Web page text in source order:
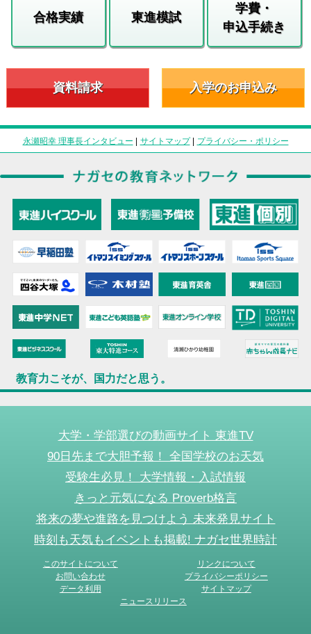
合格実績 東進模試
学費・
申込手続き
資料請求 入学のお申込み
永瀬昭幸 理事長インタビュー | サイトマップ| プライバシー・ポリシー
教育力こそが、国力だと思う。
大学・学部選びの動画サイト 東進TV
90日先まで大胆予報！ 全国学校のお天気
受験生必見！ 大学情報・入試情報
きっと元気になる Proverb格言
将来の夢や進路を見つけよう 未来発見サイト
時刻も天気もイベントも掲載! ナガセ世界時計
このサイトについて
リンクについて
お問い合わせ
プライバシーポリシー
データ利用
サイトマップ
ニュースリリース